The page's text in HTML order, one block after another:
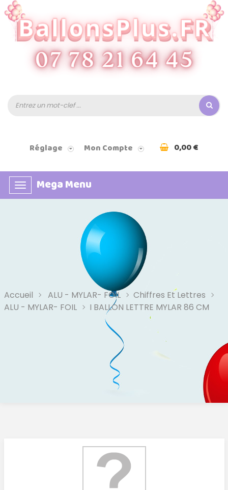
Réglage Mon Compte 0,00 €
Basculer
la
Mega Menu
Accueil ALU - MYLAR- FOIL
Chiffres Et Lettres
ALU - MYLAR- FOIL
I BALLON LETTRE MYLAR 86 CM